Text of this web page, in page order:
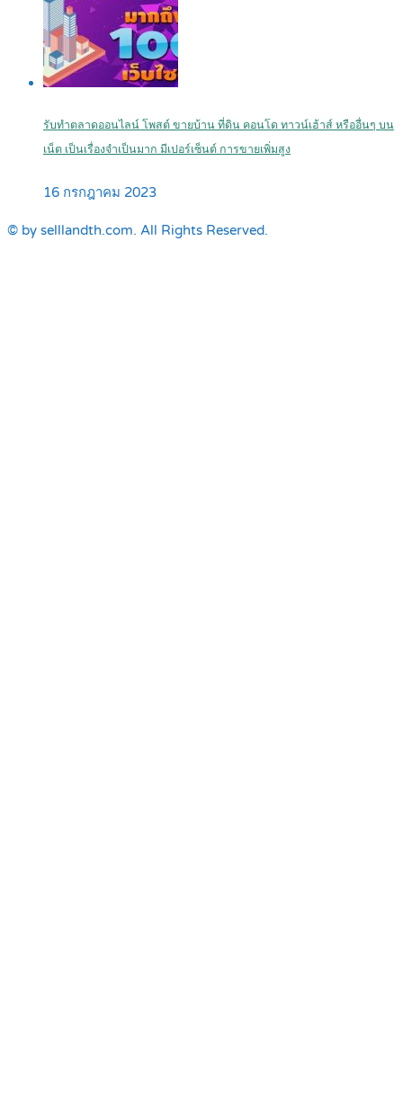
รับทำตลาดออนไลน์ โพสต์ ขายบ้าน ที่ดิน คอนโด ทาวน์เฮ้าส์ หรืออื่นๆ บน
เน็ต เป็นเรื่องจำเป็นมาก มีเปอร์เซ็นต์ การขายเพิ่มสูง
16 กรกฎาคม 2023
© by selllandth.com. All Rights Reserved.